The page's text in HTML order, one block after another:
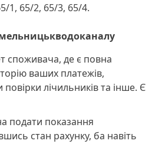
1, 65/2, 65/3, 65/4.
споживача, де є повна
ваших платежів,
лічильників та інше. Є
подати показання
стан рахунку, ба навіть